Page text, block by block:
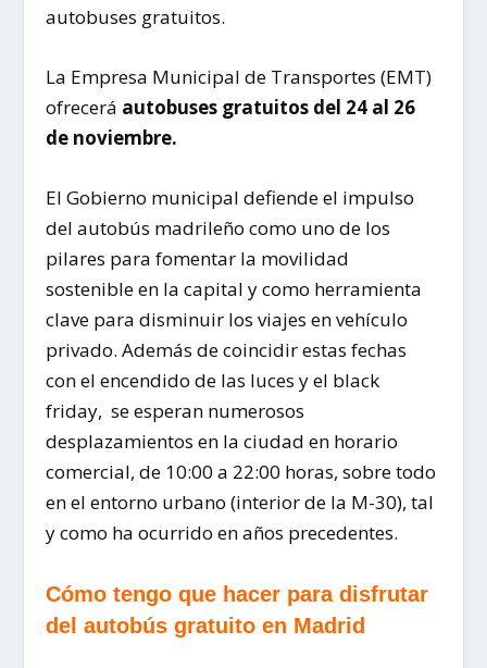
autobuses gratuitos.
La Empresa Municipal de Transportes (EMT)
ofrecerá autobuses gratuitos del 24 al 26
de noviembre.
El Gobierno municipal defiende el impulso
del autobús madrileño como uno de los
pilares para fomentar la movilidad
sostenible en la capital y como herramienta
clave para disminuir los viajes en vehículo
privado. Además de coincidir estas fechas
con el encendido de las luces y el black
friday, se esperan numerosos
desplazamientos en la ciudad en horario
comercial, de 10:00 a 22:00 horas, sobre todo
en el entorno urbano (interior de la M-30), tal
y como ha ocurrido en años precedentes.
Cómo tengo que hacer para disfrutar
del autobús gratuito en Madrid